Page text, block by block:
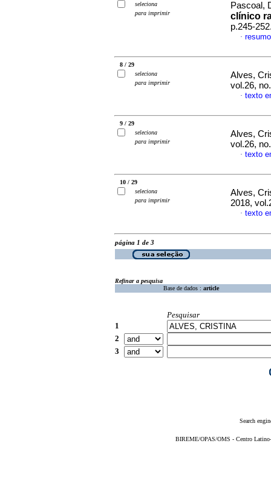
seleciona
para imprimir
Pascoal,
clínico
p.245-
·
8 / 29
seleciona
para imprimir
Alves,
vol.26,
· texto
9 / 29
seleciona
para imprimir
Alves,
vol.26,
· texto
10 / 29
seleciona
para imprimir
Alves,
2018,
· texto
página 1 de 3
Refinar a pesquisa
Base de dados : article
Pesquisar
1
2
3
Search
BIREME/OPAS/OMS - Centro Latino-